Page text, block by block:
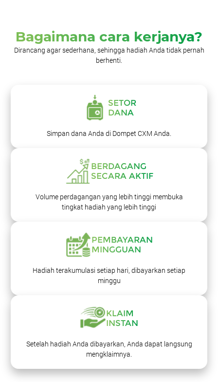
Bagaimana cara kerjanya?
Dirancang agar sederhana, sehingga hadiah Anda tidak pernah
berhenti.
SETOR
DANA
Simpan dana Anda di Dompet CXM Anda.
BERDAGANG
SECARA AKTIF
Volume perdagangan yang lebih tinggi membuka
tingkat hadiah yang lebih tinggi
PEMBAYARAN
MINGGUAN
Hadiah terakumulasi setiap hari, dibayarkan setiap
minggu
KLAIM
INSTAN
Setelah hadiah Anda dibayarkan, Anda dapat langsung
mengklaimnya.